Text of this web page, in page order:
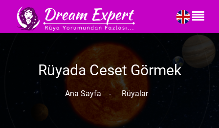
Rüyada Ceset Görmek
Ana Sayfa - Rüyalar